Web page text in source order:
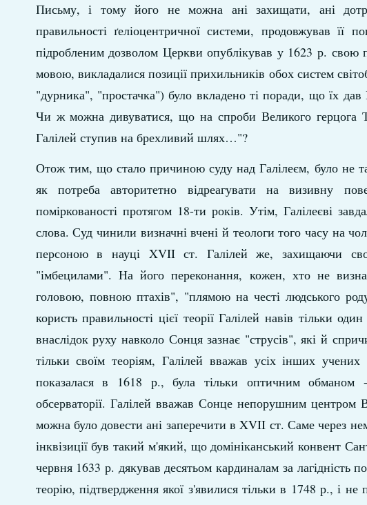
Письму, і тому його не можна ані захищати, ані
правильності ґеліоцентричної системи, продовжував
підробленим дозволом Церкви опублікував у 1623 р.
мовою, викладалися позиції прихильників обох систем
"дурника", "простачка") було вкладено ті поради, що їх
Чи ж можна дивуватися, що на спроби Великого герцога
Галілей ступив на брехливий шлях…"?
Отож тим, що стало причиною суду над Галілеєм, було не
як потреба авторитетно відреагувати на визивну
поміркованості протягом 18-ти років. Утім, Галілеєві
слова. Суд чинили визначні вчені й теологи того часу на
персоною в науці XVII ст. Галілей же, захищаючи
"імбецилами". На його переконання, кожен, хто не
головою, повною птахів", "плямою на честі людського
користь правильності цієї теорії Галілей навів тільки
внаслідок руху навколо Сонця зазнає "струсів", які й
тільки своїм теоріям, Галілей вважав усіх інших
показалася в 1618 р., була тільки оптичним обманом -
обсерваторії. Галілей вважав Сонце непорушним центром
можна було довести ані заперечити в XVII ст. Саме через
інквізиції був такий м'який, що домініканський конвент
червня 1633 р. дякував десятьом кардиналам за лагідність
теорію, підтвердження якої з'явилися тільки в 1748 р., і